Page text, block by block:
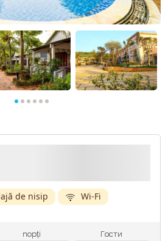
de nisip Wi-Fi
nopți Гости